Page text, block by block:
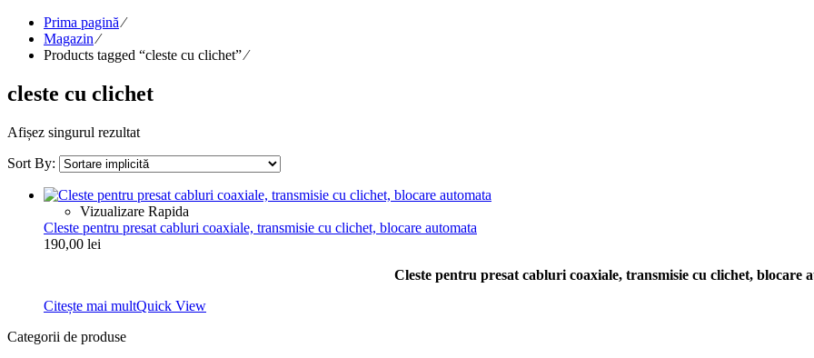
Prima pagină⁄
Magazin ⁄
Products tagged “cleste cu clichet”⁄
cleste cu clichet
Afișez singurul rezultat
Sort By:
Vizualizare Rapida
Cleste pentru presat cabluri coaxiale, transmisie cu clichet, blocare automata
190,00 lei
Cleste pentru presat cabluri coaxiale, transmisie cu clichet, blocare
Citește mai multQuick View
Categorii de produse